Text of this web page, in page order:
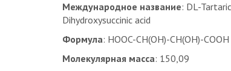
Международное название: DL-
Dihydroxysuccinic acid
Формула: HOOC-CH(OH)-CH(OH)-COOH
Молекулярная масса: 150,09